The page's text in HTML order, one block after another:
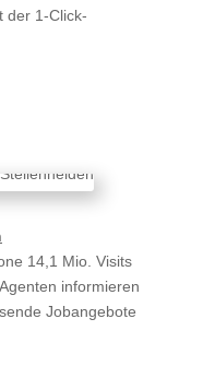
der 1-Click-
14,1 Mio. Visits
informieren
Jobangebote